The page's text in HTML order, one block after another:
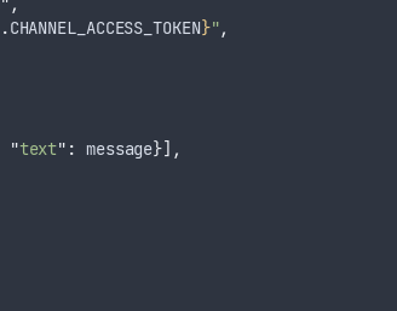
.CHANNEL_ACCESS_TOKEN}",
"text" : message}],